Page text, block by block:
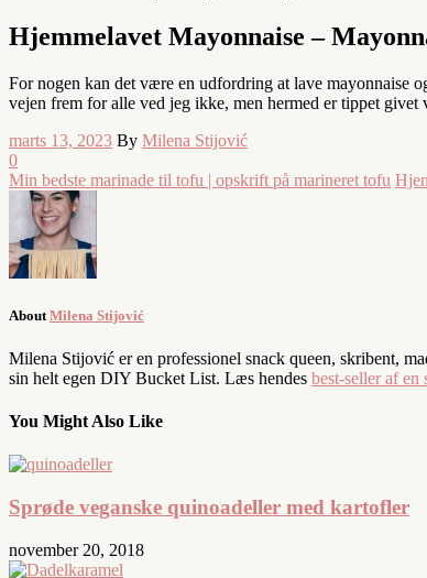
Hjemmelavet Mayonnaise –
For nogen kan det være en udfordring at lave mayonnaise
vejen frem for alle ved jeg ikke, men hermed er tippet givet
marts 13, 2023 By Milena Stijović
0
Min bedste marinade til tofu | opskrift på marineret tofu
About Milena Stijović
Milena Stijović er en professionel snack queen, skribent,
sin helt egen DIY Bucket List. Læs hendes best-seller af
You Might Also Like
Sprøde veganske quinoadeller med kartofler
november 20, 2018